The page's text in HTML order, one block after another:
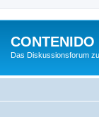
Das Diskussionsforum